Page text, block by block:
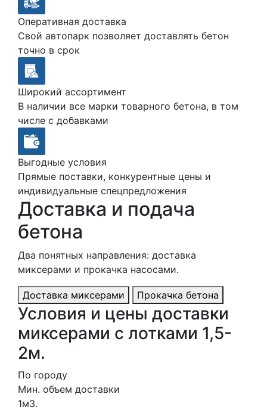
Оперативная доставка
Свой автопарк позволяет доставлять бетон
точно в срок
Широкий ассортимент
В наличии все марки товарного бетона, в том
числе с добавками
Выгодные условия
Прямые поставки, конкурентные цены и
индивидуальные спецпредложения
Доставка и подача
бетона
Два понятных направления: доставка
миксерами и прокачка насосами.
Доставка миксерами Прокачка бетона
Условия и цены доставки
миксерами с лотками 1,5-
2м.
По городу
Мин. объем доставки
1м3.